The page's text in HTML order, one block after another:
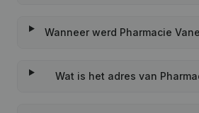
Wanneer werd Pharmacie
Wat is het adres van